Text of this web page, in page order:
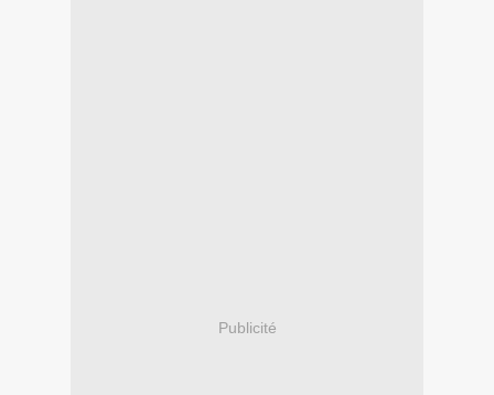
Publicité